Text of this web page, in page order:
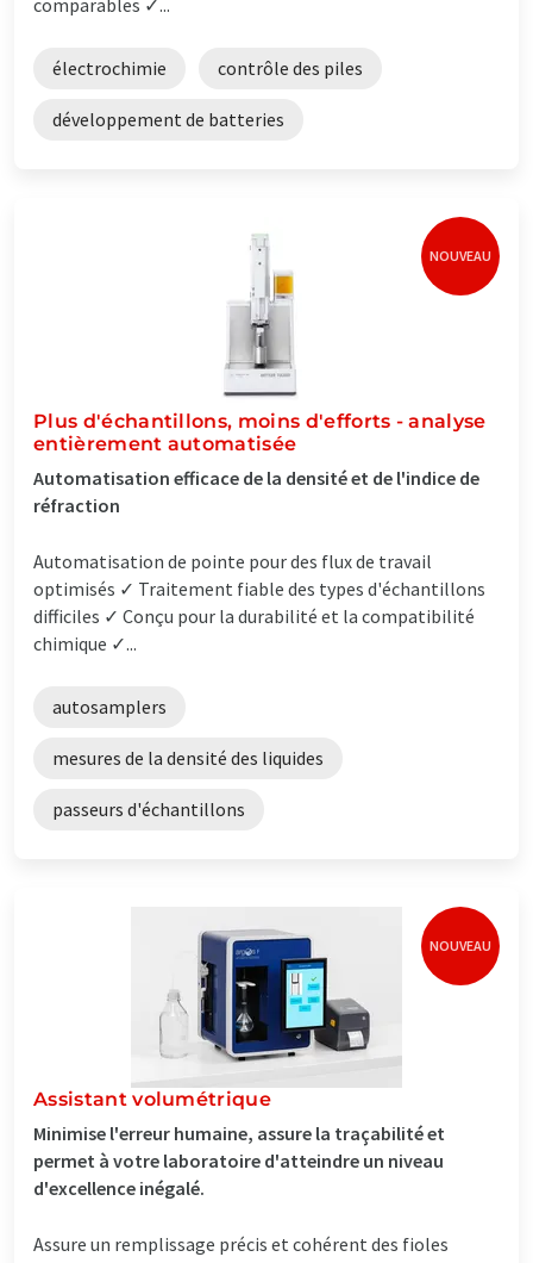
électrochimie contrôle des piles
développement de batteries
NOUVEAU
Plus d'échantillons, moins d'efforts - analyse
entièrement automatisée
Automatisation efficace de la densité et de l'indice de
réfraction
Automatisation de pointe pour des flux de travail
optimisés ✓ Traitement fiable des types d'échantillons
difficiles ✓ Conçu pour la durabilité et la compatibilité
chimique ✓...
autosamplers
mesures de la densité des liquides
passeurs d'échantillons
NOUVEAU
Assistant volumétrique
Minimise l'erreur humaine, assure la traçabilité et
permet à votre laboratoire d'atteindre un niveau
d'excellence inégalé.
Assure un remplissage précis et cohérent des fioles